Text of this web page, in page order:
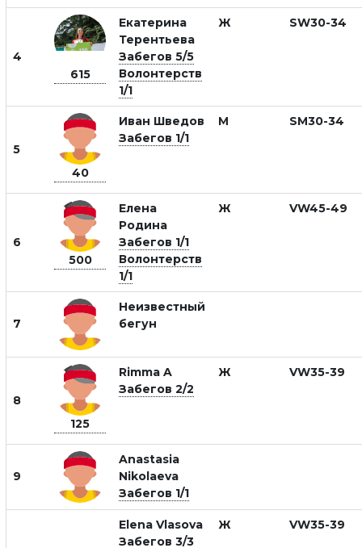
4
615
Екатерина
Терентьева
Забегов 5/5
Волонтерств
1/1
Ж SW30-34
5
40
Иван Шведов
Забегов 1/1
М SM30-34
6
500
Елена
Родина
Забегов 1/1
Волонтерств
1/1
Ж VW45-49
7
Неизвестный
бегун
8
125
Rimma A
Забегов 2/2
Ж VW35-39
9
Anastasia
Nikolaeva
Забегов 1/1
Elena Vlasova
Забегов 3/3
Ж VW35-39